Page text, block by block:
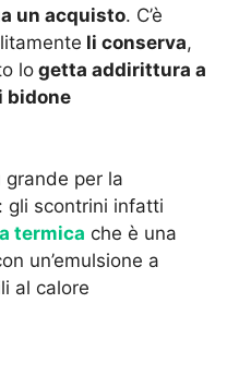
un acquisto. C’è
li conserva,
lo getta addirittura a
bidone
grande per la
gli scontrini infatti
termica che è una
un’emulsione a
al calore